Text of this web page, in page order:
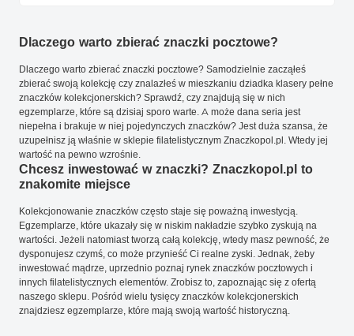
Dlaczego warto zbierać znaczki pocztowe?
Dlaczego warto zbierać znaczki pocztowe? Samodzielnie zacząłeś
zbierać swoją kolekcję czy znalazłeś w mieszkaniu dziadka klasery pełne
znaczków kolekcjonerskich? Sprawdź, czy znajdują się w nich
egzemplarze, które są dzisiaj sporo warte. A może dana seria jest
niepełna i brakuje w niej pojedynczych znaczków? Jest duża szansa, że
uzupełnisz ją właśnie w sklepie filatelistycznym Znaczkopol.pl. Wtedy jej
wartość na pewno wzrośnie.
Chcesz inwestować w znaczki? Znaczkopol.pl to
znakomite miejsce
Kolekcjonowanie znaczków często staje się poważną inwestycją.
Egzemplarze, które ukazały się w niskim nakładzie szybko zyskują na
wartości. Jeżeli natomiast tworzą całą kolekcję, wtedy masz pewność, że
dysponujesz czymś, co może przynieść Ci realne zyski. Jednak, żeby
inwestować mądrze, uprzednio poznaj rynek znaczków pocztowych i
innych filatelistycznych elementów. Zrobisz to, zapoznając się z ofertą
naszego sklepu. Pośród wielu tysięcy znaczków kolekcjonerskich
znajdziesz egzemplarze, które mają swoją wartość historyczną.